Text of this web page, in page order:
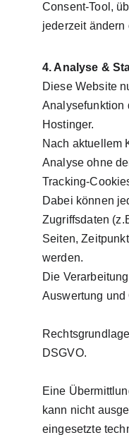
Consent-Tool,
jederzeit ändern
4. Analyse &
Diese Website
Analysefunktion
Hostinger.
Nach aktuellem
Analyse ohne
Tracking-
Dabei können
Zugriffsdaten
Seiten,
werden.
Die
Auswertung und
DSGVO.
Eine
kann nicht
eingesetzte